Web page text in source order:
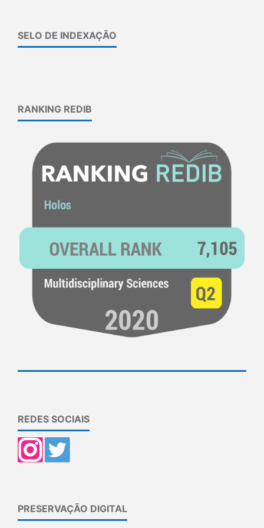
SELO DE INDEXAÇÃO
RANKING REDIB
REDES SOCIAIS
PRESERVAÇÃO DIGITAL